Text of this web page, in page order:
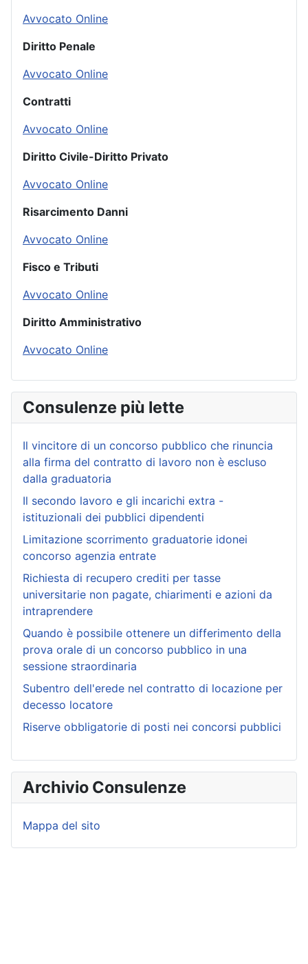
Avvocato Online
Diritto Penale
Avvocato Online
Contratti
Avvocato Online
Diritto Civile-Diritto Privato
Avvocato Online
Risarcimento Danni
Avvocato Online
Fisco e Tributi
Avvocato Online
Diritto Amministrativo
Avvocato Online
Consulenze più lette
Il vincitore di un concorso pubblico che rinuncia
alla firma del contratto di lavoro non è escluso
dalla graduatoria
Il secondo lavoro e gli incarichi extra -
istituzionali dei pubblici dipendenti
Limitazione scorrimento graduatorie idonei
concorso agenzia entrate
Richiesta di recupero crediti per tasse
universitarie non pagate, chiarimenti e azioni da
intraprendere
Quando è possibile ottenere un differimento della
prova orale di un concorso pubblico in una
sessione straordinaria
Subentro dell'erede nel contratto di locazione per
decesso locatore
Riserve obbligatorie di posti nei concorsi pubblici
Archivio Consulenze
Mappa del sito